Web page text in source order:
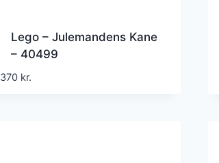
Lego – Julemandens Kane
– 40499
370 kr.